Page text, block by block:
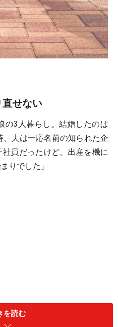
せない
の3人暮らし。結婚したのは
夫は一応名前の知られた企
員だったけど、出産を機に
りでした」
を読む